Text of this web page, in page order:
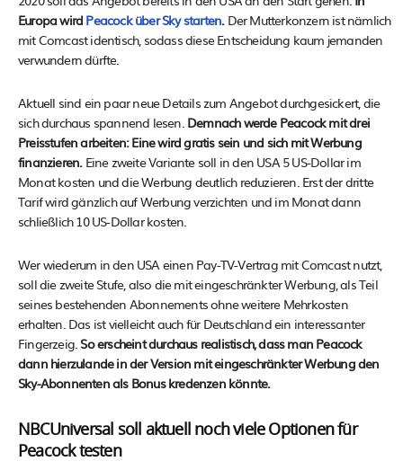
Europa wird Peacock über Sky starten.Der Mutterkonzern ist nämlich
mit Comcast identisch, sodass diese Entscheidung kaum jemanden
verwundern dürfte.
Aktuell sind ein paar neue Details zum Angebot durchgesickert, die
sich durchaus spannend lesen.Demnach werde Peacock mit drei
Preisstufen arbeiten: Eine wird gratis sein und sich mit Werbung
finanzieren.Eine zweite Variante soll in den USA 5 US-Dollar im
Monat kosten und die Werbung deutlich reduzieren. Erst der dritte
Tarif wird gänzlich auf Werbung verzichten und im Monat dann
schließlich 10 US-Dollar kosten.
Wer wiederum in den USA einen Pay-TV-Vertrag mit Comcast nutzt,
soll die zweite Stufe, also die mit eingeschränkter Werbung, als Teil
seines bestehenden Abonnements ohne weitere Mehrkosten
erhalten. Das ist vielleicht auch für Deutschland ein interessanter
Fingerzeig. So erscheint durchaus realistisch, dass man Peacock
dann hierzulande in der Version mit eingeschränkter Werbung den
Sky-Abonnenten als Bonus kredenzen könnte.
NBCUniversal soll aktuell noch viele Optionen für
Peacock testen